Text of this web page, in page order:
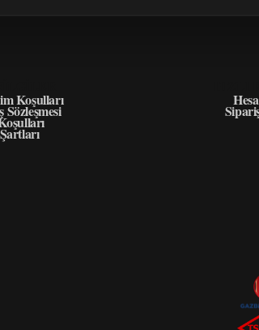
Koşulları
Sözleşmesi